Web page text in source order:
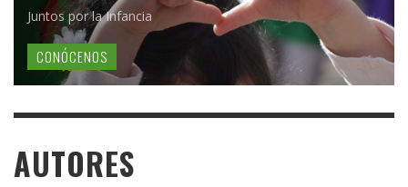
Juntos por la Infancia
CONÓCENOS
AUTORES